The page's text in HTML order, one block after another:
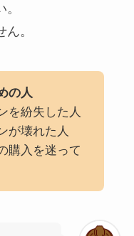
。
の人
を紛失した人
が壊れた人
購入を迷って